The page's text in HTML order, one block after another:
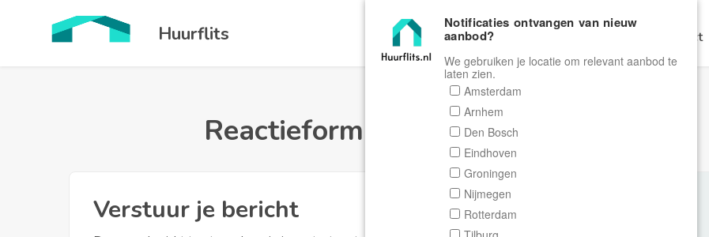
Huurflits Home Zoeken Contact
Reactieformulier Huurflits
Verstuur je bericht
Notificaties ontvangen van nieuw
aanbod?
We gebruiken je locatie om relevant aanbod te
laten zien.
Amsterdam
Arnhem
Den Bosch
Eindhoven
Groningen
Nijmegen
Rotterdam